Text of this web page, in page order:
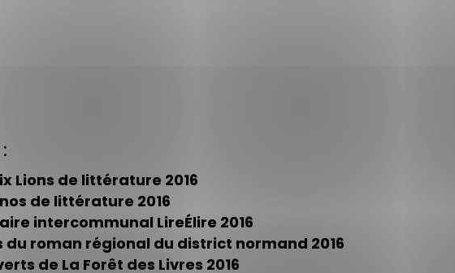
Lions de littérature 2016
de littérature 2016
intercommunal LireÉlire 2016
du roman régional du district normand 2016
de La Forêt des Livres 2016